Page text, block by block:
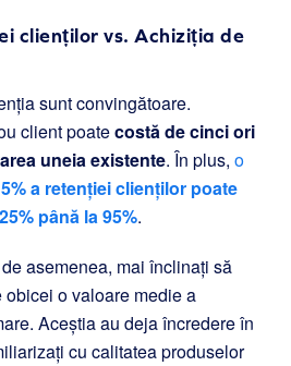
clienților vs. Achiziția de
sunt convingătoare.
client poatecostă de cinci ori
uneia existente. În plus, o
a retenției clienților poate
până la 95%.
asemenea, mai înclinați să
o valoare medie a
Aceștia au deja încredere în
cu calitatea produselor